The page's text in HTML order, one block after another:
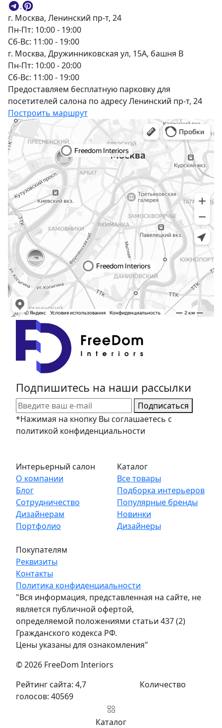
г. Москва, Ленинский пр-т, 24
Пн-Пт: 10:00 - 19:00
Сб-Вс: 11:00 - 19:00
г. Москва, Дружинниковская ул, 15А, башня В
Пн-Пт: 10:00 - 20:00
Сб-Вс: 11:00 - 19:00
Предоставляем бесплатную парковку для
посетителей салона по адресу Ленинский пр-т, 24
Построить маршрут
Интерьерный салон
О компании
Блог
Сотрудничество
Дизайнерам
Портфолио
Каталог
Все товары
Подборка интерьеров
Популярные бренды
Новинки
Дизайнеры
Покупателям
Реквизиты
Контакты
Подпишитесь на наши рассылки
Подписаться
*Нажимая на кнопку Вы соглашаетесь с
политикой конфиденциальности
Политика конфиденциальности
"Вся информация, представленная на сайте, не
является публичной офертой,
определяемой положениями статьи 437 (2)
Гражданского кодекса РФ.
Цены указаны для ознакомления"
© 2026 FreeDom Interiors
Рейтинг сайта: 4,7
Количество
голосов: 40569
Каталог